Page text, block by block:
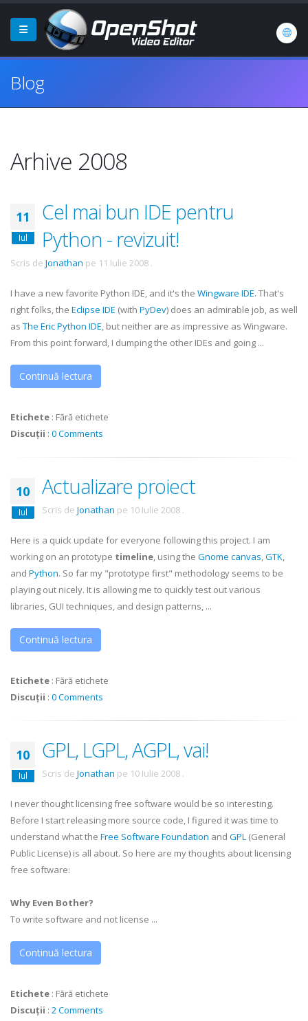
Blog
Arhive 2008
11
Iul
Cel mai bun IDE pentru
Python - revizuit!
Scris de Jonathan pe 11 Iulie 2008 .
I have a new favorite Python IDE, and it's the Wingware IDE. That's
right folks, the Eclipse IDE (with PyDev) does an admirable job, as well
as The Eric Python IDE, but neither are as impressive as Wingware.
From this point forward, I dumping the other IDEs and going ...
Continuă lectura
Etichete : Fără etichete
Discuții : 0 Comments
10
Iul
Actualizare proiect
Scris de Jonathan pe 10 Iulie 2008 .
Here is a quick update for everyone following this project. I am
working on an prototype timeline, using the Gnome canvas,GTK,
and Python. So far my "prototype first" methodology seems to be
playing out nicely. It is allowing me to quickly test out various
libraries, GUI techniques, and design patterns, ...
Continuă lectura
Etichete : Fără etichete
Discuții : 0 Comments
10
Iul
GPL, LGPL, AGPL, vai!
Scris de Jonathan pe 10 Iulie 2008 .
I never thought licensing free software would be so interesting.
Before I start releasing more source code, I figured it was time to
understand what the Free Software Foundation and GPL (General
Public License) is all about. So here are my thoughts about licensing
free software:
Why Even Bother?
To write software and not license ...
Continuă lectura
Etichete : Fără etichete
Discuții : 2 Comments